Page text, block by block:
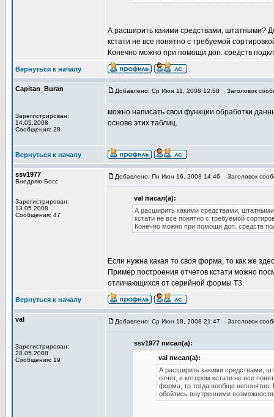
А расширить какими средствами, штатными?
кстати не все понятно с требуемой
Конечно можно при помощи доп. средств
Вернуться к началу
Capitan_Buran
Зарегистрирован:
14.05.2008
Сообщения: 28
Добавлено: Ср Июн 11, 2008 12:58 Заголовок
можно написать свои функции обработки
основе этих таблиц.
Вернуться к началу
ssv1977
Внедряю Босс
Зарегистрирован:
13.05.2008
Сообщения: 47
Добавлено: Пн Июн 16, 2008 14:46 Заголовок
val писал(а):
А расширить какими средствами,
кстати не все понятно с требуемой
Конечно можно при помощи доп. средств
Если нужна какая то своя форма, то как же
Пример построения отчетов кстати можно
отличающихся от серийной формы Т3.
Вернуться к началу
val
Зарегистрирован:
28.05.2008
Сообщения: 19
Добавлено: Ср Июн 18, 2008 21:47 Заголовок
ssv1977 писал(а):
val писал(а):
А расширить какими средствами,
отчет, в котором кстати не все
форма, то тогда вообще
обойтись внутренними